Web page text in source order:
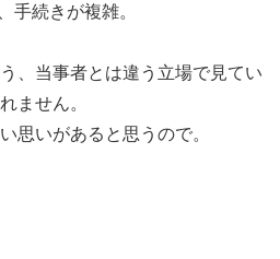
手続きが複雑。
、当事者とは違う立場で見てい
ません。
思いがあると思うので。